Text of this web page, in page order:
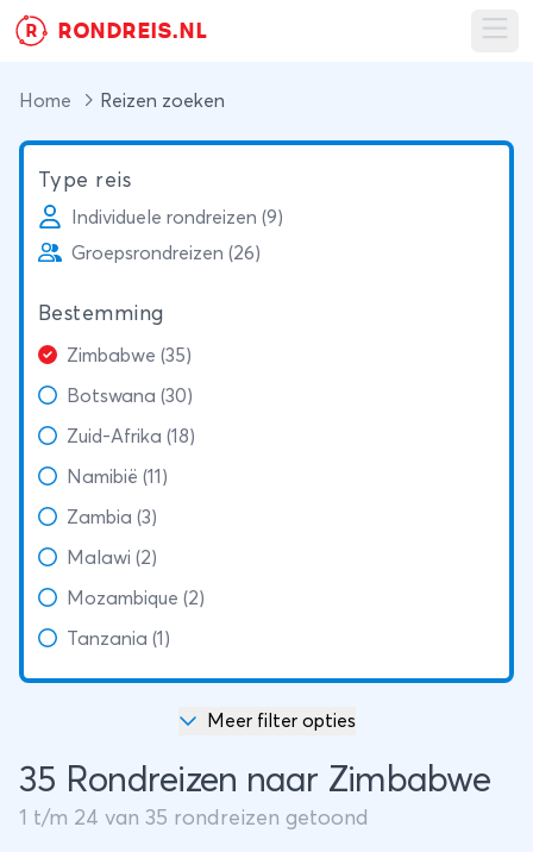
R RONDREIS.NL
Home Reizen zoeken
Type reis
Individuele rondreizen (9)
Groepsrondreizen (26)
Bestemming
Zimbabwe (35)
Botswana (30)
Zuid-Afrika (18)
Namibië (11)
Zambia (3)
Malawi (2)
Mozambique (2)
Tanzania (1)
Meer filter opties
35 Rondreizen naar Zimbabwe
1 t/m 24 van 35 rondreizen getoond